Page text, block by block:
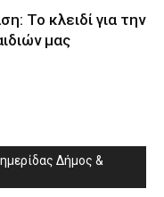
Το κλειδί για την
µας
Δήμος &